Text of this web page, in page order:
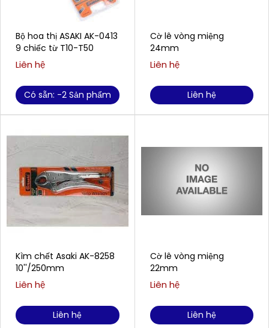
Bộ hoa thị ASAKI AK-0413
9 chiếc từ T10-T50
Liên hệ
Có sẵn: -2 Sản phẩm
Kìm chết Asaki AK-8258
10''/250mm
Liên hệ
Liên hệ
Cờ lê vòng miệng
24mm
Liên hệ
Liên hệ
Cờ lê vòng miệng
22mm
Liên hệ
Liên hệ